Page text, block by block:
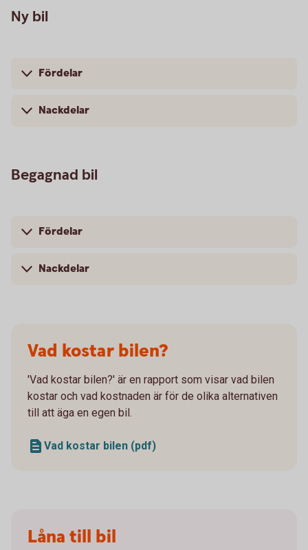
Ny bil
Fördelar
Nackdelar
Begagnad bil
Fördelar
Nackdelar
Vad kostar bilen?
'Vad kostar bilen?' är en rapport som visar vad bilen
kostar och vad kostnaden är för de olika alternativen
till att äga en egen bil.
Vad kostar bilen (pdf)
Låna till bil